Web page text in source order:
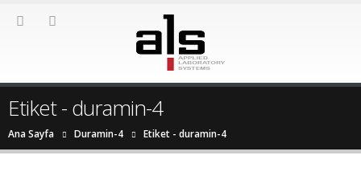
Etiket - duramin-4
Ana Sayfa Duramin-4 Etiket - duramin-4